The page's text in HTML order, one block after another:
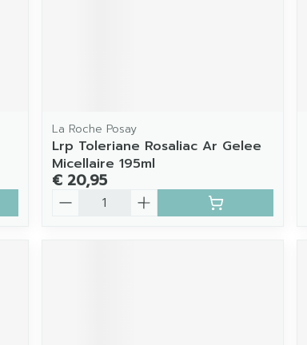
La Roche Posay
Lrp Toleriane Rosaliac Ar Gelee
Micellaire 195ml
€ 20,95